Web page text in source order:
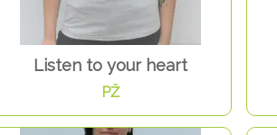
Listen to your heart
PŽ